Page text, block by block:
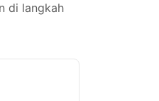
di langkah